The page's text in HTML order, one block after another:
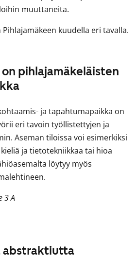
muuttaneita.
kuudella eri tavalla.
on pihlajamäkeläisten
ja tapahtumapaikka on
eri tavoin työllistettyjen ja
Aseman tiloissa voi esimerkiksi
ja tietotekniikkaa tai hioa
löytyy myös
3 A
abstraktiutta